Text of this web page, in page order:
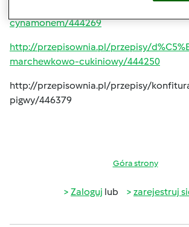
cynamonem/444269
http://przepisownia.pl/przepisy/
marchewkowo-cukiniowy/444250
http://przepisownia.pl/przepisy/
pigwy/446379
Góra strony
Zaloguj lub zarejestruj